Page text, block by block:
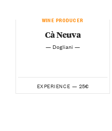
WINE PRODUCER
Cà Neuva
— Dogliani —
EXPERIENCE — 25€